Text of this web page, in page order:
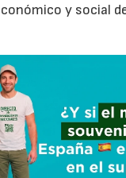
y social